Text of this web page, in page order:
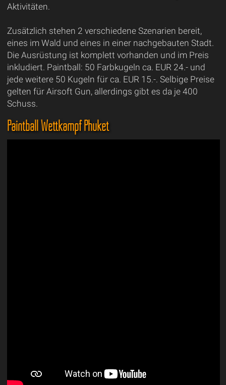
Aktivitäten.
Zusätzlich stehen 2 verschiedene Szenarien bereit,
eines im Wald und eines in einer nachgebauten Stadt.
Die Ausrüstung ist komplett vorhanden und im Preis
inkludiert. Paintball: 50 Farbkugeln ca. EUR 24.- und
jede weitere 50 Kugeln für ca. EUR 15.-. Selbige Preise
gelten für Airsoft Gun, allerdings gibt es da je 400
Schuss.
Paintball Wettkampf Phuket